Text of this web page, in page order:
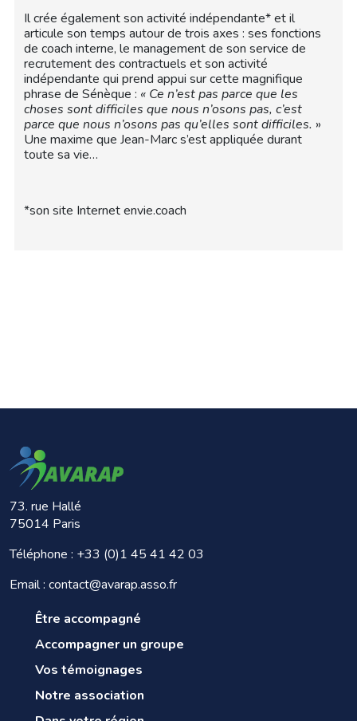
Il crée également son activité indépendante* et il
articule son temps autour de trois axes : ses fonctions
de coach interne, le management de son service de
recrutement des contractuels et son activité
indépendante qui prend appui sur cette magnifique
phrase de Sénèque : « Ce n’est pas parce que les
choses sont difficiles que nous n’osons pas, c’est
parce que nous n’osons pas qu’elles sont difficiles. »
Une maxime que Jean-Marc s’est appliquée durant
toute sa vie…
*son site Internet envie.coach
73. rue Hallé
75014 Paris
Téléphone : +33 (0)1 45 41 42 03
Email : contact@avarap.asso.fr
Être accompagné
Accompagner un groupe
Vos témoignages
Notre association